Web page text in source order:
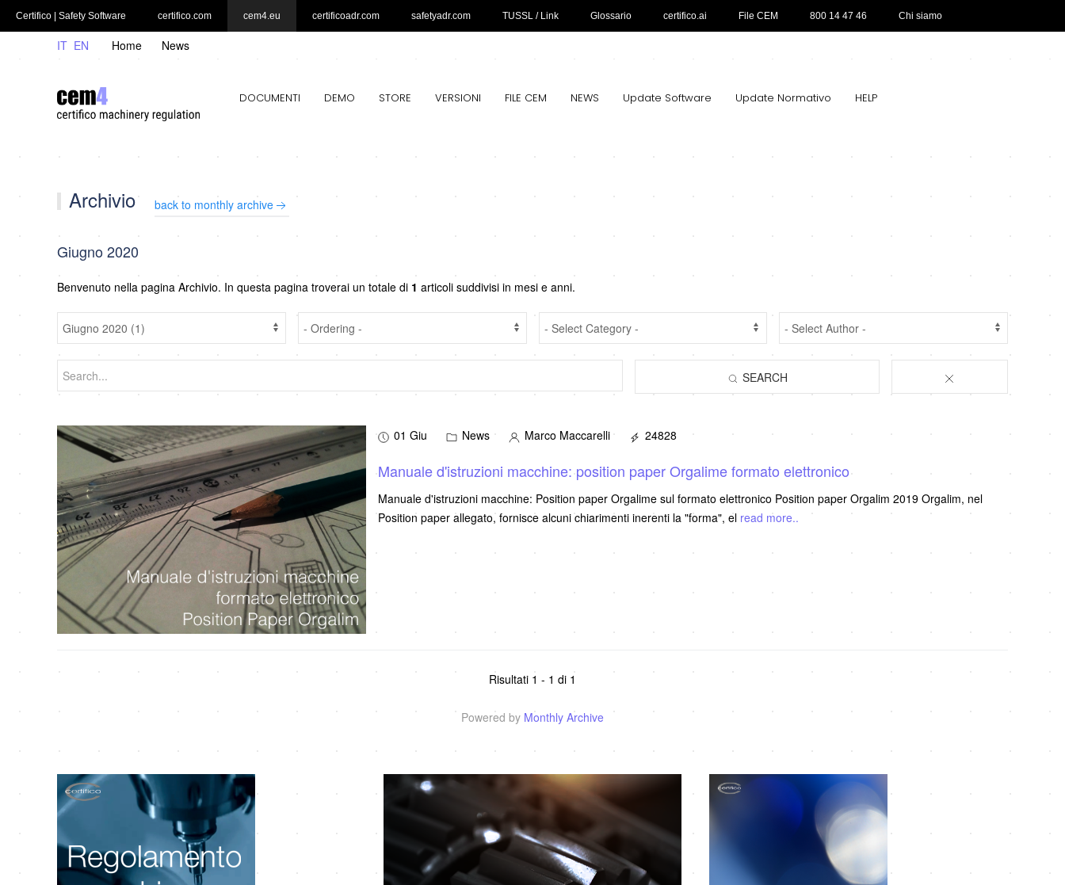
Certifico | Safety Software certifico.com cem4.eu certificoadr.com safetyadr.com TUSSL / Link Glossario certifico.ai File CEM 800 14 47 46 Chi siamo
IT EN Home News
DOCUMENTI DEMO STORE VERSIONI FILE CEM NEWS Update Software Update Normativo HELP
Archivio back to monthly archive
Giugno 2020
Benvenuto nella pagina Archivio. In questa pagina troverai un totale di 1 articoli suddivisi in mesi e anni.
SEARCH
01 Giu News Marco Maccarelli 24828
Manuale d'istruzioni macchine: position paper Orgalime formato elettronico
Manuale d'istruzioni macchine: Position paper Orgalime sul formato elettronico Position paper Orgalim 2019 Orgalim, nel
Position paper allegato, fornisce alcuni chiarimenti inerenti la "forma", el read more..
Risultati 1 - 1 di 1
Powered by Monthly Archive